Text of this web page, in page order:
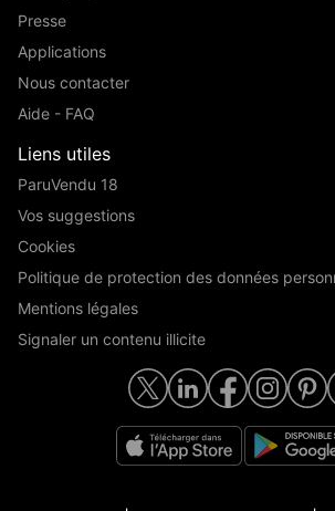
Presse
Applications
Nous contacter
Aide - FAQ
Liens utiles
ParuVendu 18
Vos suggestions
Cookies
Politique de protection des données
Mentions légales
Signaler un contenu illicite